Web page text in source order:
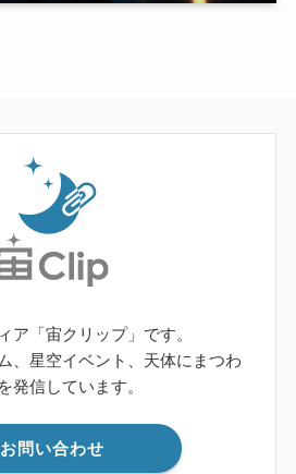
ア「宙クリップ」です。
、星空イベント、天体にまつわ
発信しています。
お問い合わせ